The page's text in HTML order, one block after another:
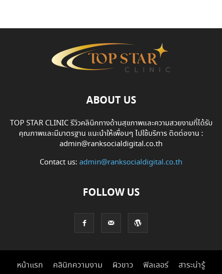
ABOUT US
TOP STAR CLINIC รีวิวคลินิกทางด้านสุขภาพและความสวยงามที่ได้รับ
คุณภาพและมีมาตรฐาน แนะนำให้เพื่อนๆ ไปใช้บริการ ติดต่องาน :
admin@ranksocialdigital.co.th
Contact us: admin@ranksocialdigital.co.th
FOLLOW US
หน้าแรก คลินิกความงาม ผิวขาว ฟิลเลอร์ สาระน่ารู้